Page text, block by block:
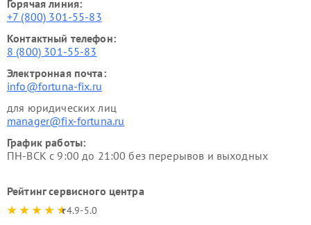
Горячая линия:
+7 (800) 301-55-83
Контактный телефон:
8 (800) 301-55-83
Электронная почта:
info@fortuna-fix.ru
для юридических лиц
manager@fix-fortuna.ru
График работы:
ПН-ВСК с 9:00 до 21:00 без перерывов и выходных
Рейтинг сервисного центра
4.9-5.0